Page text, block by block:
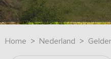
Home Nederland